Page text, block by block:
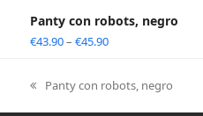
Panty con robots, negro
€43.90– €45.90
previous
post:
Panty con robots, negro